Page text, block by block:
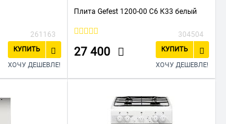
261163
КУПИТЬ
ХОЧУ ДЕШЕВЛЕ!
Плита Gefest 1200-00 С6 К33 белый
304504
27 400
КУПИТЬ
ХОЧУ ДЕШЕВЛЕ!